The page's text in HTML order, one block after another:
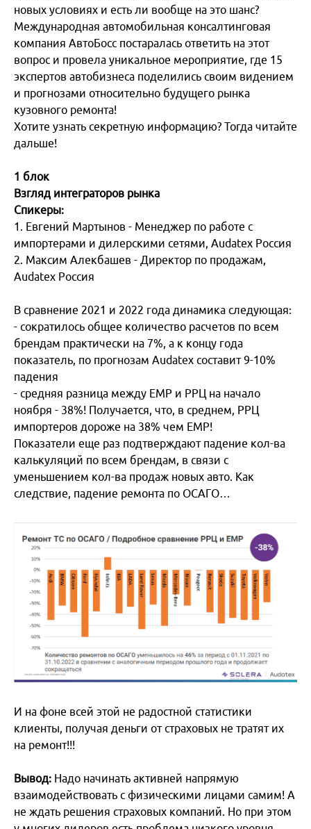
новых условиях и есть ли вообще на это шанс?
Международная автомобильная консалтинговая
компания АвтоБосс постаралась ответить на этот
вопрос и провела уникальное мероприятие, где 15
экспертов автобизнеса поделились своим видением
и прогнозами относительно будущего рынка
кузовного ремонта!
Хотите узнать секретную информацию? Тогда читайте
дальше!
1 блок
Взгляд интеграторов рынка
Спикеры:
1. Евгений Мартынов - Менеджер по работе с
импортерами и дилерскими сетями, Audatex Россия
2. Максим Алекбашев - Директор по продажам,
Audatex Россия
В сравнение 2021 и 2022 года динамика следующая:
- сократилось общее количество расчетов по всем
брендам практически на 7%, а к концу года
показатель, по прогнозам Audatex составит 9-10%
падения
- средняя разница между ЕМР и РРЦ на начало
ноября - 38%! Получается, что, в среднем, РРЦ
импортеров дороже на 38% чем ЕМР!
Показатели еще раз подтверждают падение кол-ва
калькуляций по всем брендам, в связи с
уменьшением кол-ва продаж новых авто. Как
следствие, падение ремонта по ОСАГО…
И на фоне всей этой не радостной статистики
клиенты, получая деньги от страховых не тратят их
на ремонт!!!
Вывод: Надо начинать активней напрямую
взаимодействовать с физическими лицами самим! А
не ждать решения страховых компаний. Но при этом